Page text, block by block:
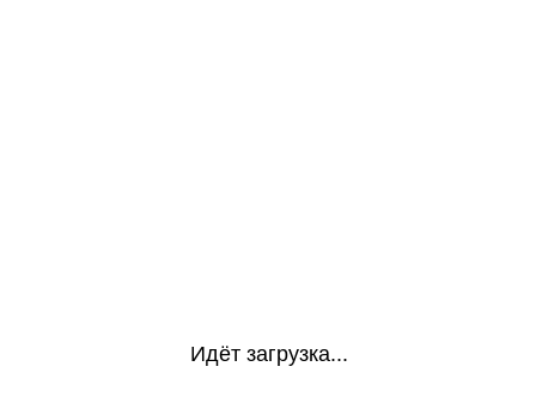
Идёт загрузка...